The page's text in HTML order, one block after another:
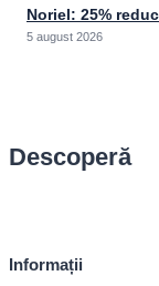
Noriel: 25%
5 august 2026
Descoperă
Informații